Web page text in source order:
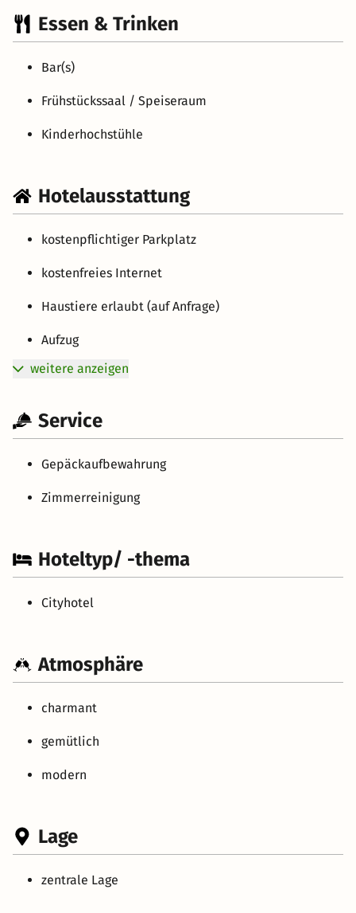
Essen & Trinken
Bar(s)
Frühstückssaal / Speiseraum
Kinderhochstühle
Hotelausstattung
kostenpflichtiger Parkplatz
kostenfreies Internet
Haustiere erlaubt (auf Anfrage)
Aufzug
weitere anzeigen
Service
Gepäckaufbewahrung
Zimmerreinigung
Hoteltyp/ -thema
Cityhotel
Atmosphäre
charmant
gemütlich
modern
Lage
zentrale Lage